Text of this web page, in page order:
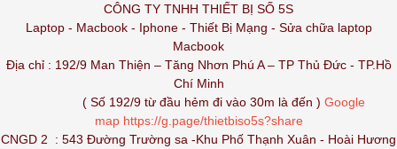
CÔNG TY TNHH THIẾT BỊ SỐ 5S
Laptop - Macbook - Iphone - Thiết Bị Mạng - Sửa chữa laptop
Macbook
Địa chỉ : 192/9 Man Thiện – Tăng Nhơn Phú A – TP Thủ Đức - TP.Hồ
Chí Minh
( Số 192/9 từ đầu hẻm đi vào 30m là đến ) Google
map https://g.page/thietbiso5s?share
CNGD 2 : 543 Đường Trường sa -Khu Phố Thạnh Xuân - Hoài Hương